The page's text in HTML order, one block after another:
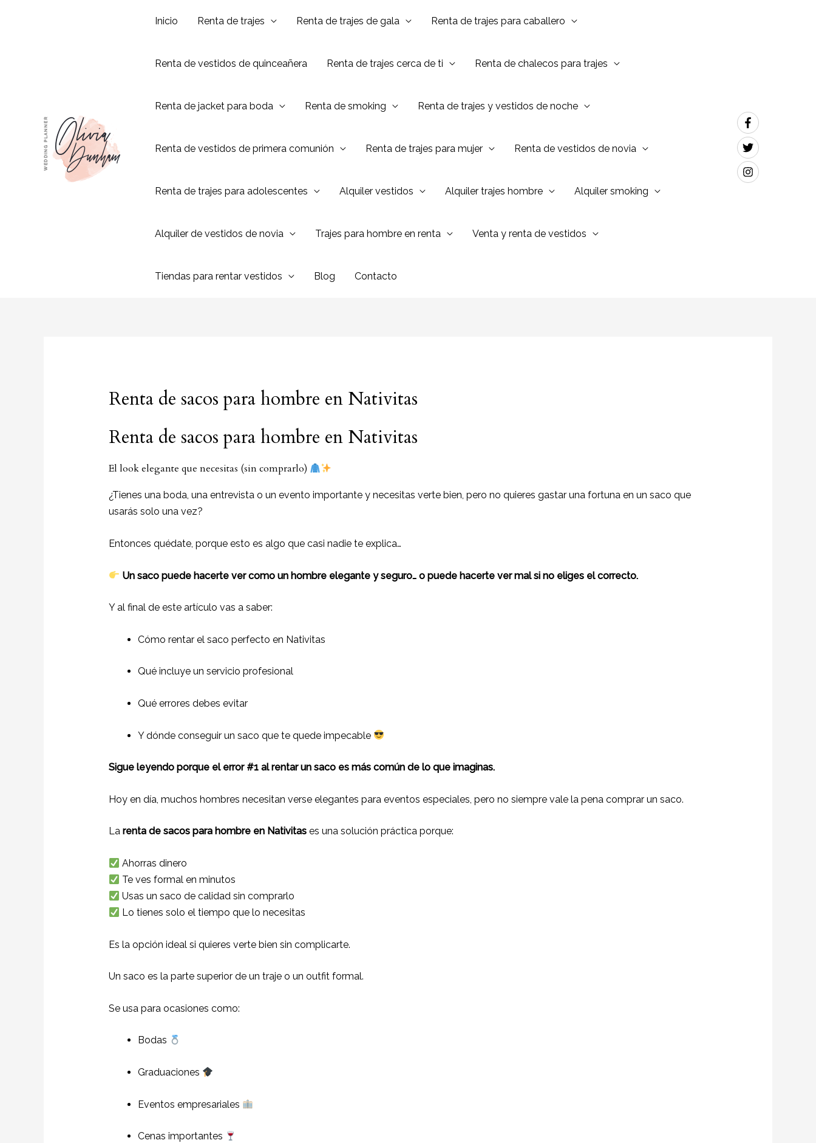
Inicio Renta de trajes Renta de trajes de gala Renta de trajes para caballero
Renta de vestidos de quinceañera Renta de trajes cerca de ti Renta de chalecos para trajes
Renta de jacket para boda Renta de smoking Renta de trajes y vestidos de noche
Renta de vestidos de primera comunión Renta de trajes para mujer Renta de vestidos de novia
Renta de trajes para adolescentes Alquiler vestidos Alquiler trajes hombre Alquiler smoking
Alquiler de vestidos de novia Trajes para hombre en renta Venta y renta de vestidos
Tiendas para rentar vestidos Blog Contacto
Renta de sacos para hombre en Nativitas
Renta de sacos para hombre en Nativitas
El look elegante que necesitas (sin comprarlo)
¿Tienes una boda, una entrevista o un evento importante y necesitas verte bien, pero no quieres gastar una fortuna en un saco que
usarás solo una vez?
Entonces quédate, porque esto es algo que casi nadie te explica…
Un saco puede hacerte ver como un hombre elegante y seguro… o puede hacerte ver mal si no eliges el correcto.
Y al final de este artículo vas a saber:
Cómo rentar el saco perfecto en Nativitas
Qué incluye un servicio profesional
Qué errores debes evitar
Y dónde conseguir un saco que te quede impecable
Sigue leyendo porque el error #1 al rentar un saco es más común de lo que imaginas.
Hoy en día, muchos hombres necesitan verse elegantes para eventos especiales, pero no siempre vale la pena comprar un saco.
La renta de sacos para hombre en Nativitas es una solución práctica porque:
Ahorras dinero
Te ves formal en minutos
Usas un saco de calidad sin comprarlo
Lo tienes solo el tiempo que lo necesitas
Es la opción ideal si quieres verte bien sin complicarte.
Un saco es la parte superior de un traje o un outfit formal.
Se usa para ocasiones como:
Bodas
Graduaciones
Eventos empresariales
Cenas importantes